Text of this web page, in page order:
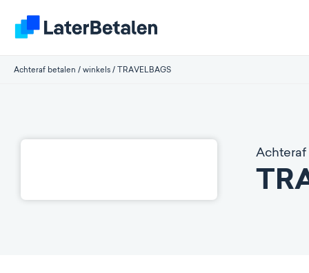
Achteraf betalen / winkels / TRAVELBAGS